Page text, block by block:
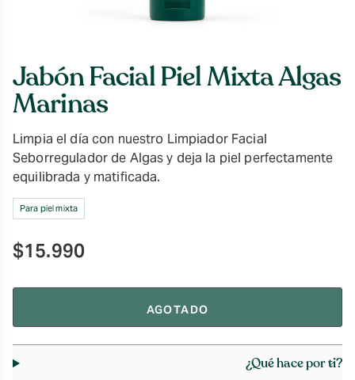
Jabón Facial Piel Mixta Algas
Marinas
Limpia el día con nuestro Limpiador Facial
Seborregulador de Algas y deja la piel perfectamente
equilibrada y matificada.
Para piel mixta
$15.990
AGOTADO
¿Qué hace por ti?